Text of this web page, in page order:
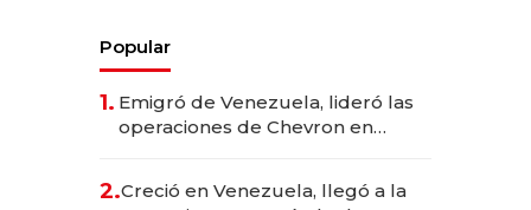
Popular
1. Emigró de Venezuela, lideró las
operaciones de Chevron en
2.Creció en Venezuela, llegó a la